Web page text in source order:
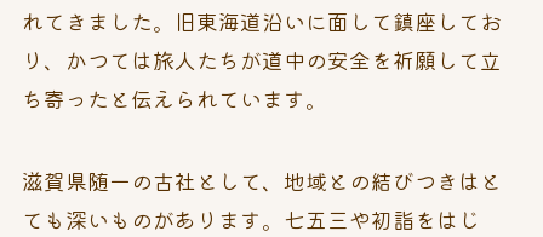
れてきました。旧東海道沿いに面して鎮座してお
り、かつては旅人たちが道中の安全を祈願して立
ち寄ったと伝えられています。
滋賀県随一の古社として、地域との結びつきはと
ても深いものがあります。七五三や初詣をはじ